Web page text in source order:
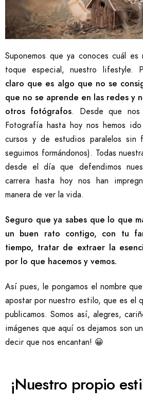
Suponemos que ya conoces cuál
toque especial, nuestro lifestyle.
claro que es algo que no se
que no se aprende en las redes y
otros fotógrafos. Desde que
Fotografía hasta hoy nos hemos
cursos y de estudios paralelos
seguimos formándonos). Todas
desde el día que defendimos
carrera hasta hoy nos han
manera de ver la vida.
Seguro que ya sabes que lo que
un buen rato contigo, con tu
tiempo, tratar de extraer la
por lo que hacemos y vemos.
Así pues, le pongamos el nombre
apostar por nuestro estilo, que es el
publicamos. Somos así, alegres,
imágenes que aquí os dejamos son
decir que nos encantan! 😀
¡Nuestro propio